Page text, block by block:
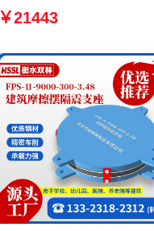
座源头工厂 隔震支座FPS-
￥21443